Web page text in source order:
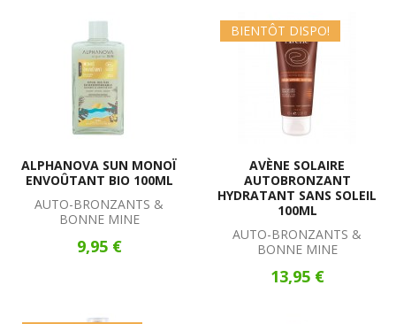
ALPHANOVA SUN MONOÏ
ENVOÛTANT BIO 100ML
AUTO-BRONZANTS &
BONNE MINE
9,95 €
BIENTÔT DISPO!
AVÈNE SOLAIRE
AUTOBRONZANT
HYDRATANT SANS SOLEIL
100ML
AUTO-BRONZANTS &
BONNE MINE
13,95 €